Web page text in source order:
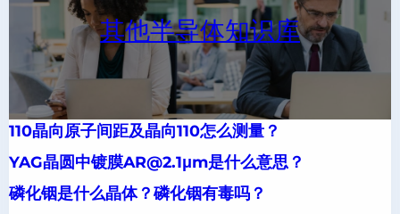
其他半导体知识库
110晶向原子间距及晶向110怎么测量？
YAG晶圆中镀膜AR@2.1μm是什么意思？
磷化铟是什么晶体？磷化铟有毒吗？